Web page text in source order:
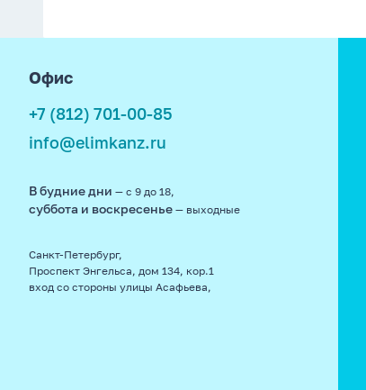
Офис
+7 (812) 701-00-85
info@elimkanz.ru
В будние дни — с 9 до 18,
суббота и воскресенье — выходные
Санкт-Петербург,
Проспект Энгельса, дом 134, кор.1
вход со стороны улицы Асафьева,